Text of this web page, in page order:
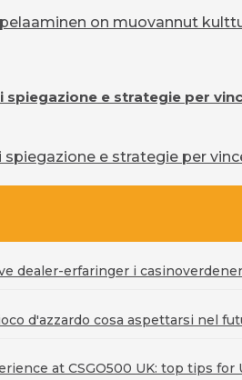
on muovannut
spiegazione e strategie per
e strategie per
dealer-erfaringer i
d'azzardo cosa aspettarsi nel
at CSGO500 UK: top tips for